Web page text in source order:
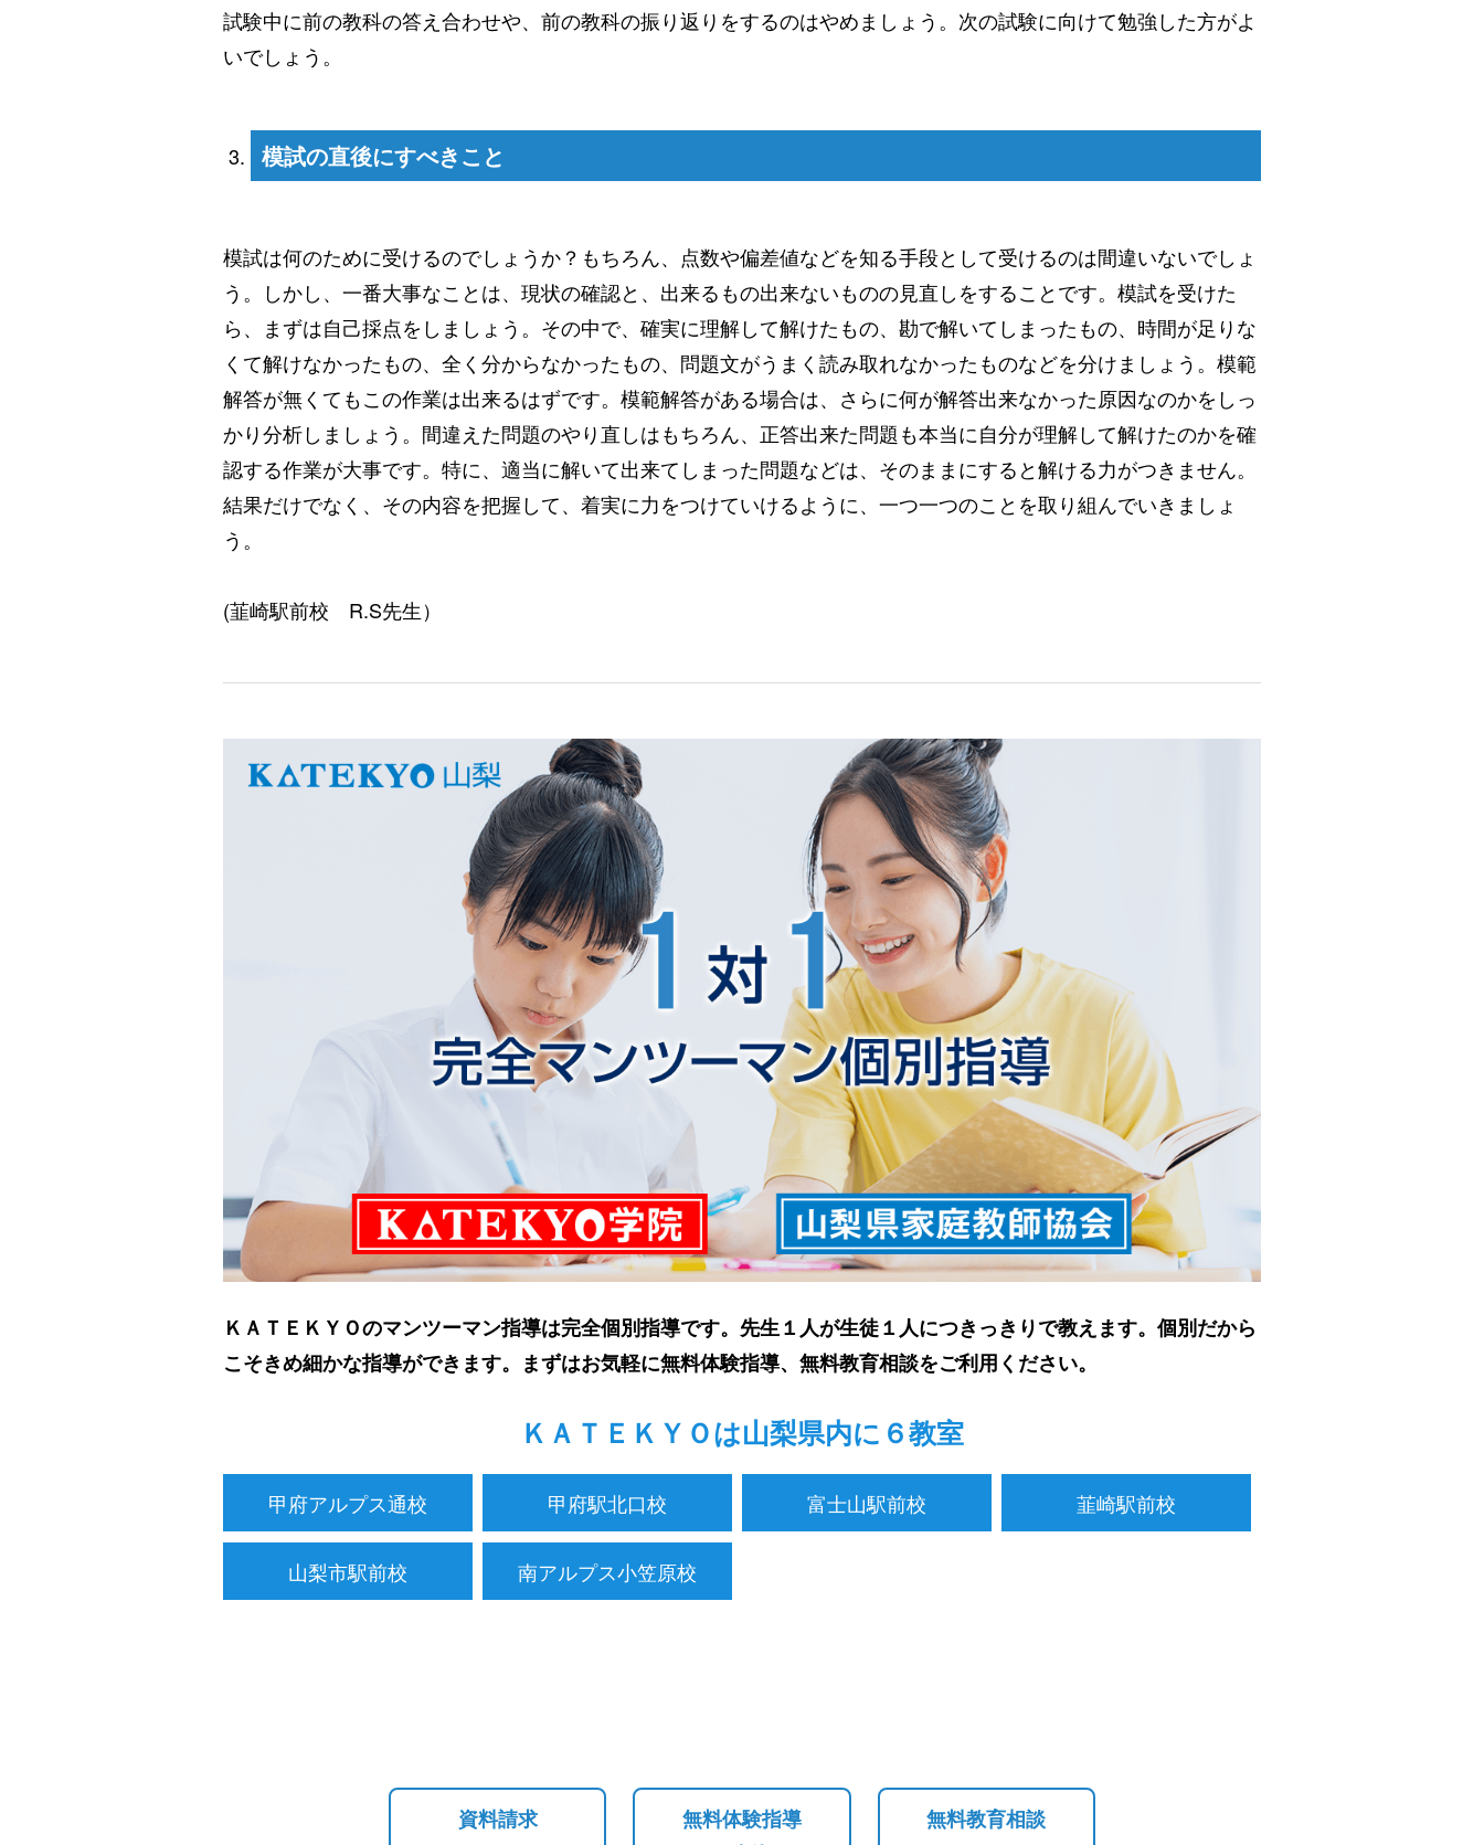
試験中に前の教科の答え合わせや、前の教科の振り返りをするのはやめましょう。次の試験に向けて勉強した方がよ
いでしょう。
模試の直後にすべきこと
模試は何のために受けるのでしょうか？もちろん、点数や偏差値などを知る手段として受けるのは間違いないでしょ
う。しかし、一番大事なことは、現状の確認と、出来るもの出来ないものの見直しをすることです。模試を受けた
ら、まずは自己採点をしましょう。その中で、確実に理解して解けたもの、勘で解いてしまったもの、時間が足りな
くて解けなかったもの、全く分からなかったもの、問題文がうまく読み取れなかったものなどを分けましょう。模範
解答が無くてもこの作業は出来るはずです。模範解答がある場合は、さらに何が解答出来なかった原因なのかをしっ
かり分析しましょう。間違えた問題のやり直しはもちろん、正答出来た問題も本当に自分が理解して解けたのかを確
認する作業が大事です。特に、適当に解いて出来てしまった問題などは、そのままにすると解ける力がつきません。
結果だけでなく、その内容を把握して、着実に力をつけていけるように、一つ一つのことを取り組んでいきましょ
う。
(韮崎駅前校 R.S先生）
ＫＡＴＥＫＹＯのマンツーマン指導は完全個別指導です。先生１人が生徒１人につきっきりで教えます。個別だから
こそきめ細かな指導ができます。まずはお気軽に無料体験指導、無料教育相談をご利用ください。
ＫＡＴＥＫＹＯは山梨県内に６教室
甲府アルプス通校 甲府駅北口校 富士山駅前校 韮崎駅前校
山梨市駅前校 南アルプス小笠原校
資料請求
無料体験指導
無料教育相談